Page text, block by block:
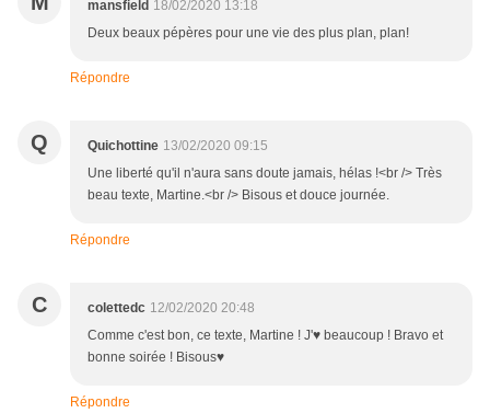
mansfield 18/02/2020 13:18
Deux beaux pépères pour une vie des plus plan, plan!
Répondre
Q Quichottine 13/02/2020 09:15
Une liberté qu'il n'aura sans doute jamais, hélas !<br /> Très
beau texte, Martine.<br /> Bisous et douce journée.
Répondre
C colettedc 12/02/2020 20:48
Comme c'est bon, ce texte, Martine ! J'♥ beaucoup ! Bravo et
bonne soirée ! Bisous♥
Répondre